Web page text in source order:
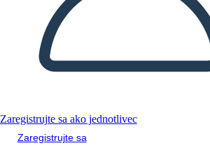
Zaregistrujte sa ako jednotlivec
Zaregistrujte sa